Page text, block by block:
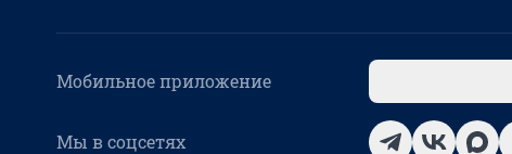
Мобильное приложение
Мы в соцсетях